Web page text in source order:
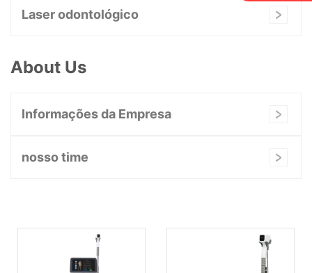
Laser odontológico
About Us
Informações da Empresa
nosso time